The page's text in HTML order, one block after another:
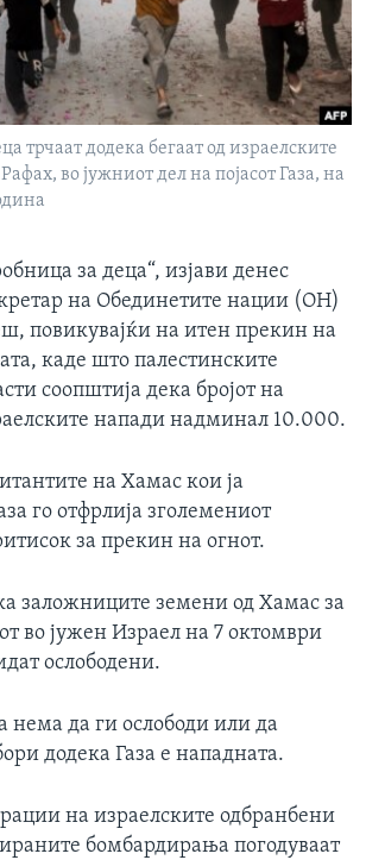
трчаат додека бегаат од израелските
во јужниот дел на појасот Газа, на
за деца“, изјави денес
на Обединетите нации (ОН)
повикувајќи на итен прекин на
каде што палестинските
соопштија дека бројот на
напади надминал 10.000.
на Хамас кои ја
го отфрлија зголемениот
за прекин на огнот.
заложниците земени од Хамас за
во јужен Израел на 7 октомври
ослободени.
нема да ги ослободи или да
додека Газа е нападната.
на израелските одбранбени
бомбардирања погодуваат